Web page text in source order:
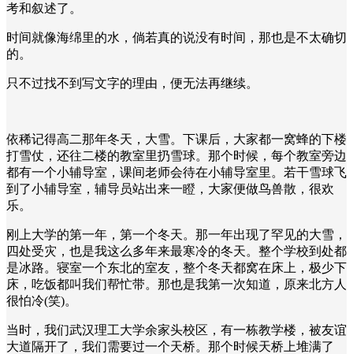
考和叙述了。
时间就像海绵里的水，倘若真的说没有时间，那也是不太确切
的。
只不过找不到写文字的理由，便无法再继续。
依稀记得高二那年冬天，大雪。下课后，大家都一窝蜂的下楼
打雪仗，还往二楼的教室里扔雪球。那个时候，每个教室旁边
都有一个小辅导室，课间老师会待在小辅导室里。若干雪球飞
到了小辅导室，辅导员站出来一瞪，大家便做鸟兽散，很欢
乐。
刚上大学的第一年，第一个冬天。那一年出现了罕见的大雪，
四处受灾，也是我这么多年来最寒冷的冬天。整个学校到处都
是冰路。寝室一个东北的室友，整个冬天都窝在床上，极少下
床，吃饭都叫我们帮忙带。那也是我第一次知道，原来北方人
很怕冷(笑)。
当时，我们武汉理工大学余家头校区，有一栋教学楼，被友谊
大道隔开了，我们需要过一个天桥。那个时候天桥上堆满了